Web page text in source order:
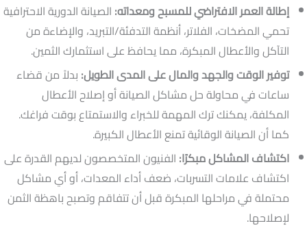
إطالة العمر الافتراضي للمسبح ومعداته: الصيانة الدورية الاحترافية
تحمي المضخات، الفلاتر، أنظمة التدفئة/التبريد، والإضاءة من
التآكل والأعطال المبكرة، مما يحافظ على استثمارك الثمين.
توفير الوقت والجهد والمال على المدى الطويل: بدلاً من قضاء
ساعات في محاولة حل مشاكل الصيانة أو إصلاح الأعطال
المكلفة، يمكنك ترك المهمة للخبراء والاستمتاع بوقت فراغك.
كما أن الصيانة الوقائية تمنع الأعطال الكبيرة.
اكتشاف المشاكل مبكرًا: الفنيون المتخصصون لديهم القدرة على
اكتشاف علامات التسربات، ضعف أداء المعدات، أو أي مشاكل
محتملة في مراحلها المبكرة قبل أن تتفاقم وتصبح باهظة الثمن
لإصلاحها.